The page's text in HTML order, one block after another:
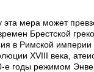
мера может
Брестской
в Римской
XVIII века,
е годы режимом